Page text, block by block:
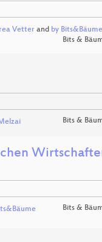
Vetter and by Bits&Bäume
Bits &
Bits &
Bits &